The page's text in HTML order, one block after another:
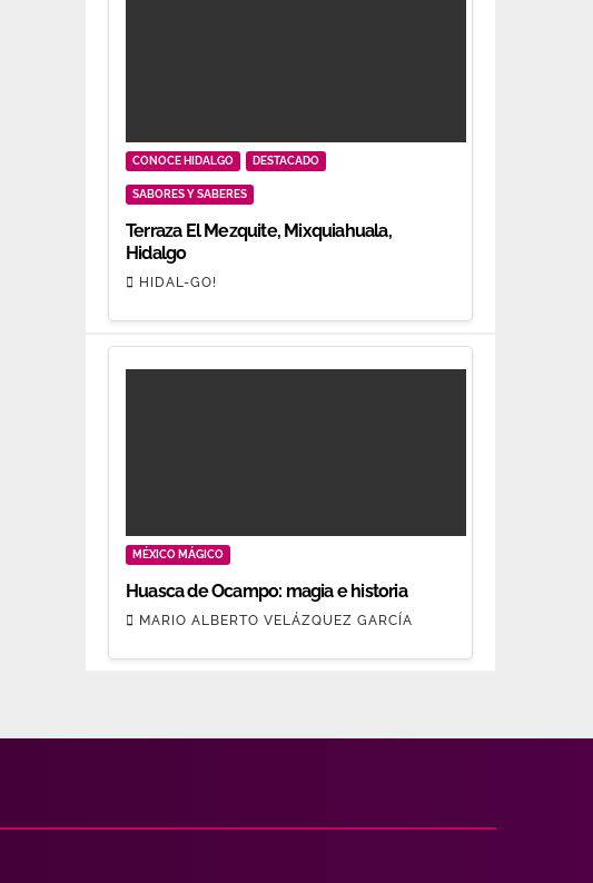
CONOCE HIDALGO DESTACADO
SABORES Y SABERES
Terraza El Mezquite, Mixquiahuala,
Hidalgo
HIDAL-GO!
MÉXICO MÁGICO
Huasca de Ocampo: magia e historia
MARIO ALBERTO VELÁZQUEZ GARCÍA